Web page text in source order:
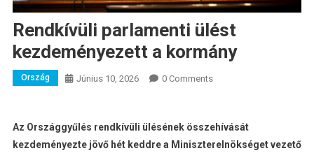
Rendkívüli parlamenti ülést
kezdeményezett a kormány
Ország Június 10, 2026 0 Comments
Az Országgyűlés rendkívüli ülésének összehívását
kezdeményezte jövő hét keddre a Miniszterelnökséget vezető